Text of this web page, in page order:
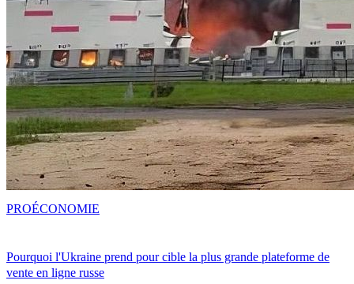
Pourquoi l'Ukraine prend pour cible la plus grande plateforme de
vente en ligne russe
PROÉCONOMIE